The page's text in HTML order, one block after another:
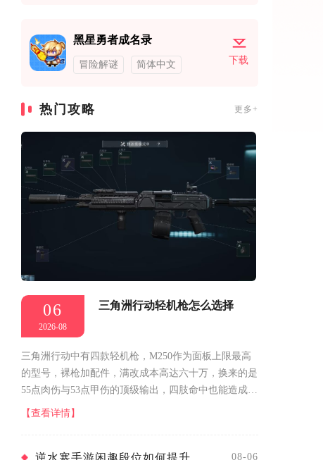
黑星勇者成名录
冒险解谜 简体中文 下载
热门攻略 更多+
06
2026-08
三角洲行动轻机枪怎么选择
三角洲行动中有四款轻机枪，M250作为面板上限最高
的型号，裸枪加配件，满改成本高达六十万，换来的是
55点肉伤与53点甲伤的顶级输出，四肢命中也能造成33
点伤害。面对同级护甲目标，四枪内即可完成击杀，且
【查看详情】
逆水寒手游闲趣段位如何提升 08-06